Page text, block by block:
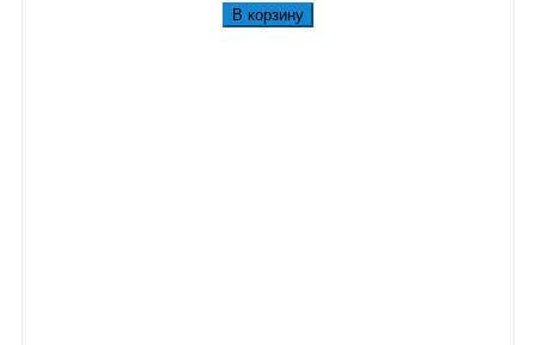
В корзину